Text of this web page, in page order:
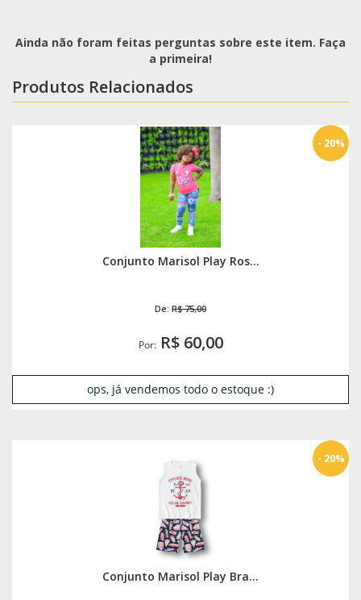
Ainda não foram feitas perguntas sobre este item. Faça
a primeira!
Produtos Relacionados
Conjunto Marisol Play Ros...
De: R$ 75,00
Por:R$ 60,00
- 20%
ops, já vendemos todo o estoque :)
Conjunto Marisol Play Bra...
- 20%